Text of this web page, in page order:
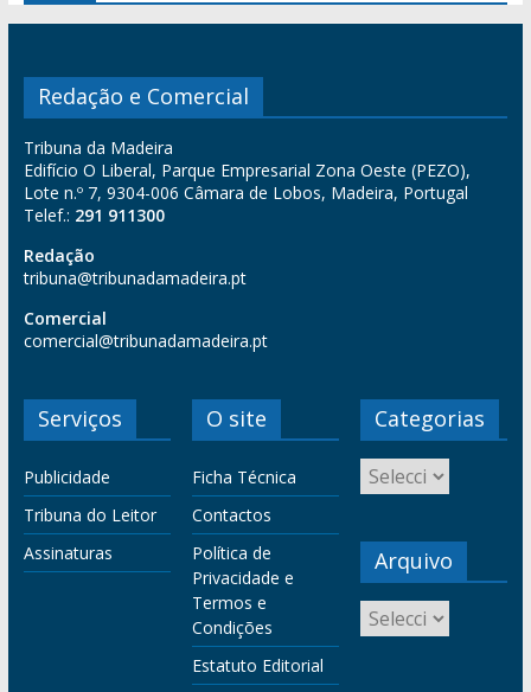
Redação e Comercial
Tribuna da Madeira
Edifício O Liberal, Parque Empresarial Zona Oeste (PEZO),
Lote n.º 7, 9304-006 Câmara de Lobos, Madeira, Portugal
Telef.: 291 911300
Redação
tribuna@tribunadamadeira.pt
Comercial
comercial@tribunadamadeira.pt
Serviços
Publicidade
Tribuna do Leitor
Assinaturas
O site
Ficha Técnica
Contactos
Política de
Privacidade e
Termos e
Condições
Estatuto Editorial
Categorias
Arquivo